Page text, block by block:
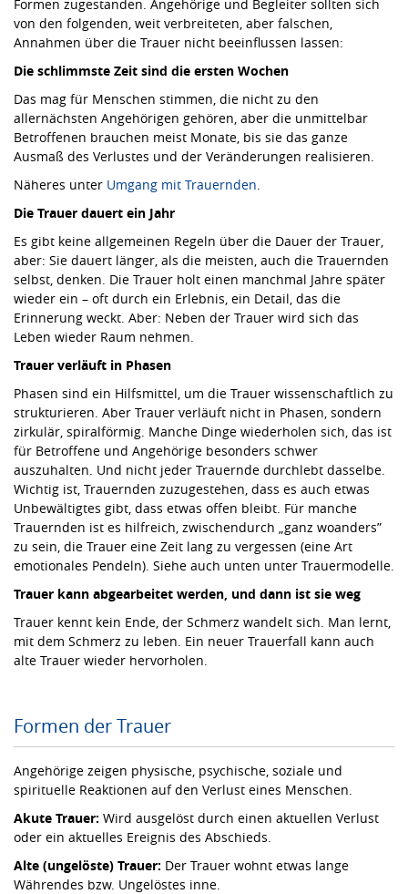
Formen zugestanden. Angehörige und Begleiter sollten sich
von den folgenden, weit verbreiteten, aber falschen,
Annahmen über die Trauer nicht beeinflussen lassen:
Die schlimmste Zeit sind die ersten Wochen
Das mag für Menschen stimmen, die nicht zu den
allernächsten Angehörigen gehören, aber die unmittelbar
Betroffenen brauchen meist Monate, bis sie das ganze
Ausmaß des Verlustes und der Veränderungen realisieren.
Näheres unter Umgang mit Trauernden
Die Trauer dauert ein Jahr
Es gibt keine allgemeinen Regeln über die Dauer der Trauer,
aber: Sie dauert länger, als die meisten, auch die Trauernden
selbst, denken. Die Trauer holt einen manchmal Jahre später
wieder ein – oft durch ein Erlebnis, ein Detail, das die
Erinnerung weckt. Aber: Neben der Trauer wird sich das
Leben wieder Raum nehmen.
Trauer verläuft in Phasen
Phasen sind ein Hilfsmittel, um die Trauer wissenschaftlich zu
strukturieren. Aber Trauer verläuft nicht in Phasen, sondern
zirkulär, spiralförmig. Manche Dinge wiederholen sich, das ist
für Betroffene und Angehörige besonders schwer
auszuhalten. Und nicht jeder Trauernde durchlebt dasselbe.
Wichtig ist, Trauernden zuzugestehen, dass es auch etwas
Unbewältigtes gibt, dass etwas offen bleibt. Für manche
Trauernden ist es hilfreich, zwischendurch „ganz woanders”
zu sein, die Trauer eine Zeit lang zu vergessen (eine Art
emotionales Pendeln). Siehe auch unten unter Trauermodelle.
Trauer kann abgearbeitet werden, und dann ist sie weg
Trauer kennt kein Ende, der Schmerz wandelt sich. Man lernt,
mit dem Schmerz zu leben. Ein neuer Trauerfall kann auch
alte Trauer wieder hervorholen.
Formen der Trauer
Angehörige zeigen physische, psychische, soziale und
spirituelle Reaktionen auf den Verlust eines Menschen.
Akute Trauer: Wird ausgelöst durch einen aktuellen Verlust
oder ein aktuelles Ereignis des Abschieds.
Alte (ungelöste) Trauer: Der Trauer wohnt etwas lange
Währendes bzw. Ungelöstes inne.